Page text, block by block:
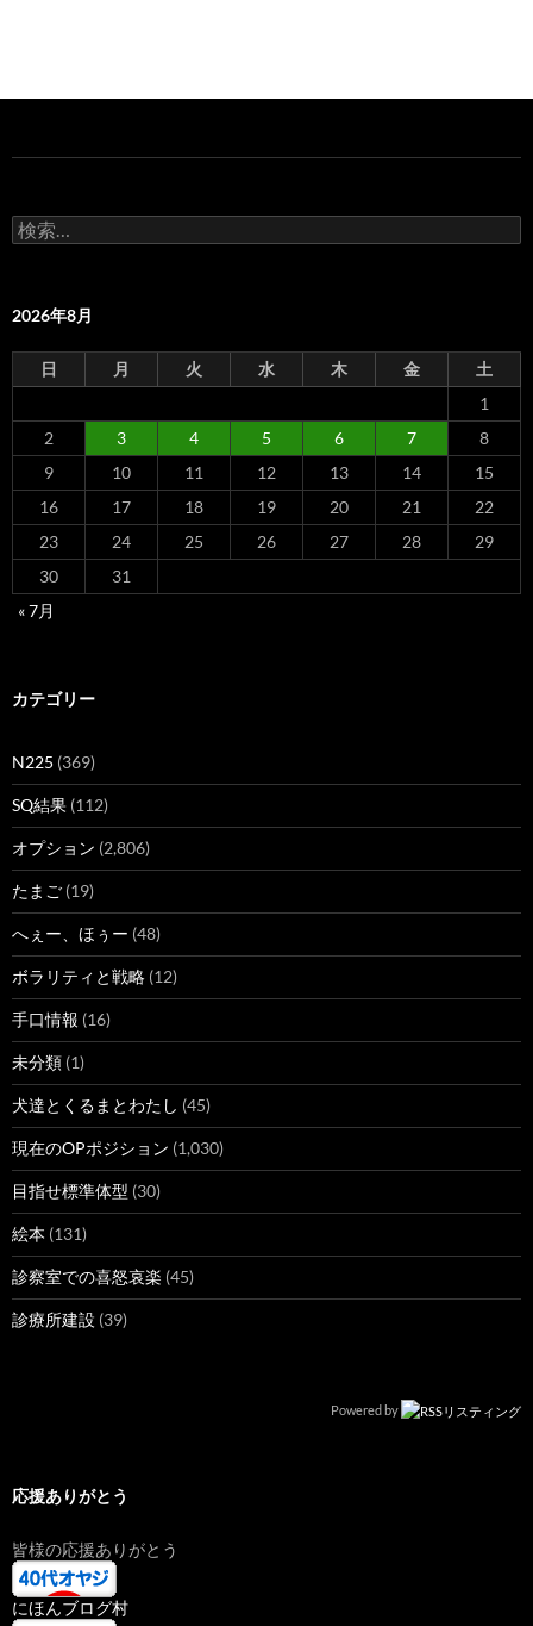
検
索:
2026年8月
日 月 火 水 木 金
土
1
2
3 4 5 6 7
8
9
10 11 12 13 14
15
16
17 18 19 20 21
22
23
24 25 26 27 28
29
30
31
« 7月
カテゴリー
N225 (369)
SQ結果 (112)
オプション (2,806)
たまご (19)
へぇー、ほぅー (48)
ボラリティと戦略 (12)
手口情報 (16)
未分類 (1)
犬達とくるまとわたし (45)
現在のOPポジション (1,030)
目指せ標準体型 (30)
絵本 (131)
診察室での喜怒哀楽 (45)
診療所建設 (39)
Powered by
応援ありがとう
皆様の応援ありがとう
にほんブログ村